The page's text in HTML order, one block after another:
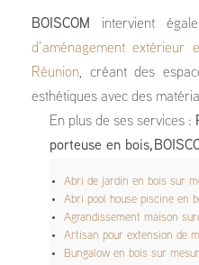
BOISCOM intervient
d’aménagement
Réunion, créant des
esthétiques avec des
En plus de ses services :
porteuse en bois,
Abri de jardin en bois sur
Abri pool house piscine en
Agrandissement maison
Artisan pour extension de
Bungalow en bois sur